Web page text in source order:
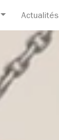
Actualités